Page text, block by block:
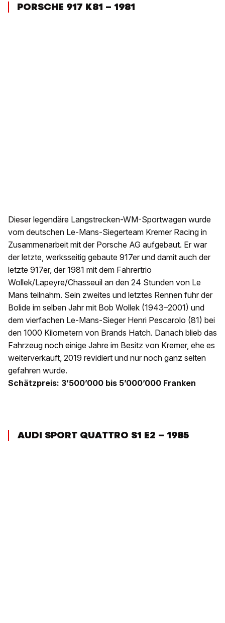
PORSCHE 917 K81 – 1981
Dieser legendäre Langstrecken-WM-Sportwagen wurde
vom deutschen Le-Mans-Siegerteam Kremer Racing in
Zusammenarbeit mit der Porsche AG aufgebaut. Er war
der letzte, werksseitig gebaute 917er und damit auch der
letzte 917er, der 1981 mit dem Fahrertrio
Wollek/Lapeyre/Chasseuil an den 24 Stunden von Le
Mans teilnahm. Sein zweites und letztes Rennen fuhr der
Bolide im selben Jahr mit Bob Wollek (1943–2001) und
dem vierfachen Le-Mans-Sieger Henri Pescarolo (81) bei
den 1000 Kilometern von Brands Hatch. Danach blieb das
Fahrzeug noch einige Jahre im Besitz von Kremer, ehe es
weiterverkauft, 2019 revidiert und nur noch ganz selten
gefahren wurde.
Schätzpreis: 3’500’000 bis 5’000’000 Franken
AUDI SPORT QUATTRO S1 E2 – 1985